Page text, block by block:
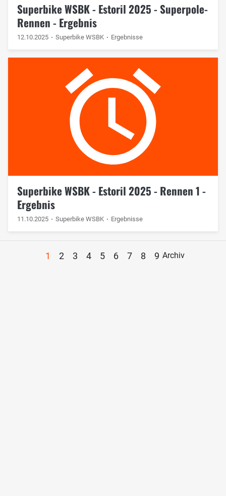
Superbike WSBK - Estoril 2025 - Superpole-
Rennen - Ergebnis
12.10.2025 Superbike WSBK Ergebnisse
Superbike WSBK - Estoril 2025 - Rennen 1 -
Ergebnis
11.10.2025 Superbike WSBK Ergebnisse
1 2 3 4 5 6 7 8 9 Archiv